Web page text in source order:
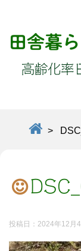
田舎暮
高齢化率
>
投稿日： 2024年12月